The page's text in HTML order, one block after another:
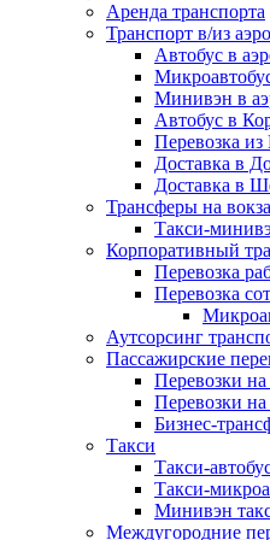
Аренда транспорта
Транспорт в/из
Автобус в
Минивэн в
Автобус в
Перевозка
Доставка в
Доставка в
Трансферы на
Такси-
Корпоративный
Перевозка
Перевозка
Аутсорсинг
Пассажирские
Перевозки на
Перевозки
Бизнес-
Такси
Такси-
Такси-
Минивэн
Междугородние